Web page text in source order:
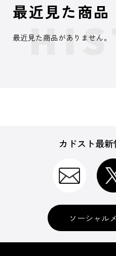
最近見た商品
最近見た商品がありません。
カドスト最
ソーシャル